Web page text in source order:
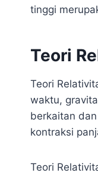
tinggi
Teori
Teori
waktu,
berkaitan
kontraksi
Teori